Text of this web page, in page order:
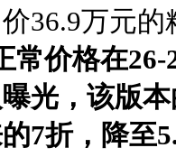
36.9万元的
常价格在
光，该版
7折，降至